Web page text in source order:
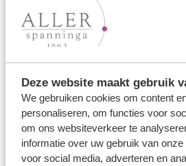
Deze website maakt gebruik
We gebruiken cookies om content
personaliseren, om functies voor
om ons websiteverkeer te
informatie over uw gebruik van
voor social media, adverteren en
Ons aanbod
Trouwringen
Memoireringen
Verlovingsringen
Vriendschapsringen
Over ons
Aller Spanninga